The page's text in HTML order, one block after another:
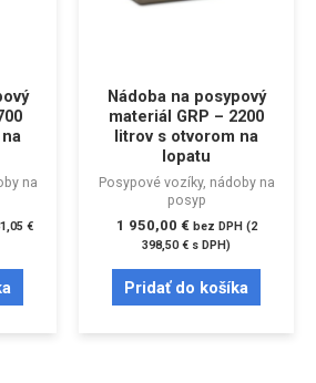
na
€
Nádoba na posypový
materiál GRP – 2200
litrov s otvorom na
lopatu
Posypové vozíky, nádoby na
posyp
1 950,00 € bez DPH (2
398,50€ s DPH)
Pridať do košíka